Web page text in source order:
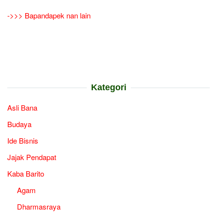
->>> Bapandapek nan lain
Kategori
Asli Bana
Budaya
Ide Bisnis
Jajak Pendapat
Kaba Barito
Agam
Dharmasraya